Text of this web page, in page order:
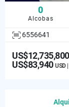
0
Alcobas
6556641
US$12,735,800
US$83,940 USD